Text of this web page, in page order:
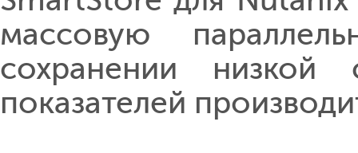
массовую
сохранении
показателей